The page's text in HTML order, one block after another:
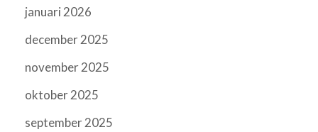
januari 2026
december 2025
november 2025
oktober 2025
september 2025